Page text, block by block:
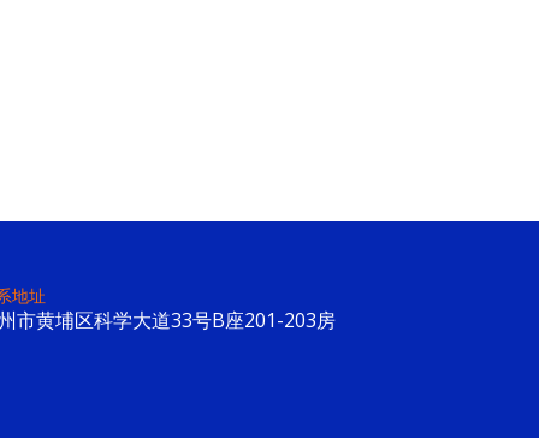
地址
市黄埔区科学大道33号B座201-203房